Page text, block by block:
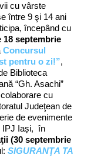
cu vârste
între 9 şi 14 ani
începând cu
18 septembrie
Concursul
pentru o zi!”,
Biblioteca
“Gh. Asachi”
cu
Judeţean de
de evenimente
IPJ Iași, în
(30 septembrie
SIGURANŢA TA